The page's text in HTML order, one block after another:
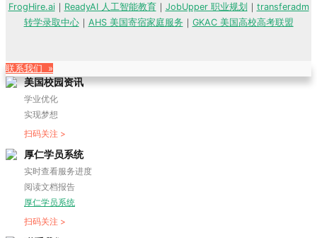
FrogHire.ai｜ ReadyAI 人工智能教育｜ JobUpper 职业规划 ｜ transferadm
转学录取中心｜ AHS 美国寄宿家庭服务 ｜ GKAC 美国高校高考联盟
联系我们 »
美国校园资讯
学业优化
实现梦想
扫码关注 >
厚仁学员系统
实时查看服务进度
阅读文档报告
厚仁学员系统
扫码关注 >